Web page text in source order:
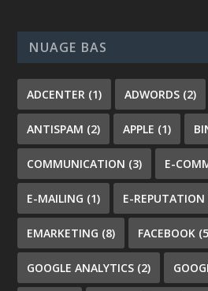
NUAGE BAS
ADCENTER (1) ADWORDS (2)
ANTISPAM (2) APPLE (1)
COMMUNICATION (3) E-
E-MAILING (1) E-REPUTATION
EMARKETING (8) FACEBOOK
GOOGLE ANALYTICS (2)